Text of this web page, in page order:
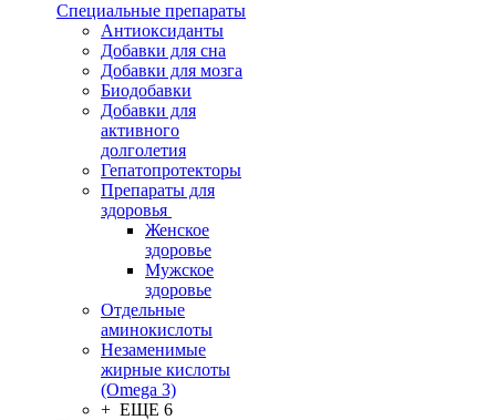
Cпециальные препараты
Антиоксиданты
Добавки для сна
Добавки для мозга
Биодобавки
Добавки для
активного
долголетия
Гепатопротекторы
Препараты для
здоровья
Женское
здоровье
Мужское
здоровье
Отдельные
аминокислоты
Незаменимые
жирные кислоты
(Omega 3)
+ ЕЩЕ 6